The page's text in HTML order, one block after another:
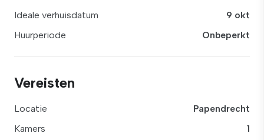
Ideale verhuisdatum
9 okt
Huurperiode
Onbeperkt
Vereisten
Locatie
Papendrecht
Kamers
1